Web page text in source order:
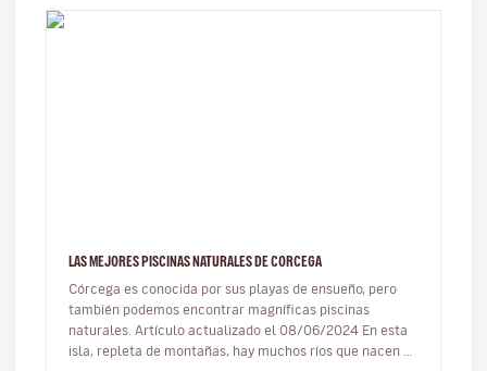
LAS MEJORES PISCINAS NATURALES DE CORCEGA
Córcega es conocida por sus playas de ensueño, pero
también podemos encontrar magníficas piscinas
naturales. Artículo actualizado el 08/06/2024 En esta
isla, repleta de montañas, hay muchos ríos que nacen en